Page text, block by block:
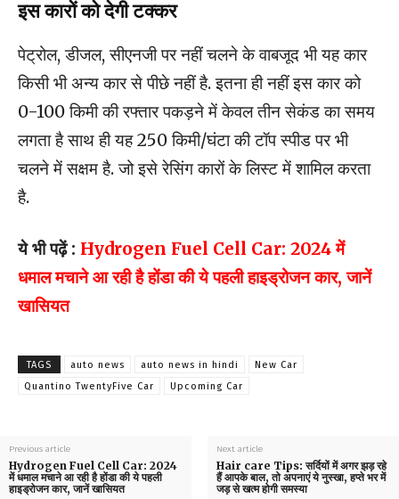
इस कारों को देगी टक्कर
पेट्रोल, डीजल, सीएनजी पर नहीं चलने के वाबजूद भी यह कार
किसी भी अन्य कार से पीछे नहीं है. इतना ही नहीं इस कार को
0-100 किमी की रफ्तार पकड़ने में केवल तीन सेकंड का समय
लगता है साथ ही यह 250 किमी/घंटा की टॉप स्पीड पर भी
चलने में सक्षम है. जो इसे रेसिंग कारों के लिस्ट में शामिल करता
है.
ये भी पढ़ें : Hydrogen Fuel Cell Car: 2024 में
धमाल मचाने आ रही है होंडा की ये पहली हाइड्रोजन कार, जानें
खासियत
TAGS auto news auto news in hindi
New Car
Quantino TwentyFive Car
Upcoming Car
Previous article
Hydrogen Fuel Cell Car: 2024
में धमाल मचाने आ रही है होंडा की ये पहली
हाइड्रोजन कार, जानें खासियत
Next article
Hair care Tips: सर्दियों में अगर झड़ रहे
हैं आपके बाल, तो अपनाएं ये नुस्खा, हप्ते भर में
जड़ से खत्म होगी समस्या